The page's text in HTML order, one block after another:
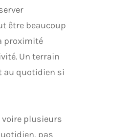
être beaucoup
proximité
Un terrain
au quotidien si
voire plusieurs
pas